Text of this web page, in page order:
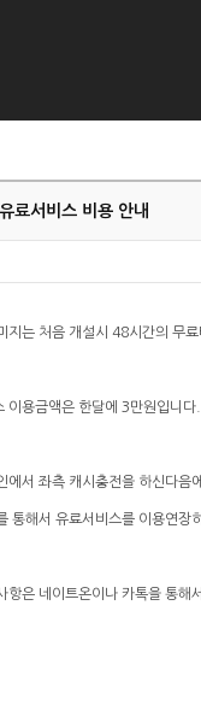
유료서비스 비용 안내
지는 처음 개설시 48시간의 무
이용금액은 한달에 3만원입니다.
에서 좌측 캐시충전을 하신다음에
통해서 유료서비스를 이용연장
항은 네이트온이나 카톡을 통해